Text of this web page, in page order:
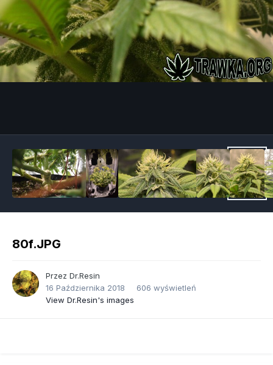
80f.JPG
Przez Dr.Resin
16 Października 2018
606 wyświetleń
View Dr.Resin's images